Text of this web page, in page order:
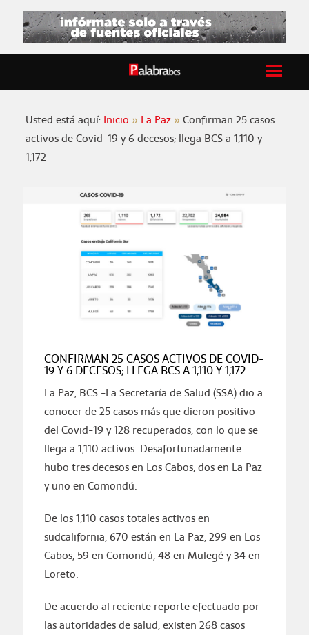
Usted está aquí: Inicio La Paz
Confirman 25 casos
activos de Covid-19 y 6 decesos; llega BCS a 1,110 y
1,172
CONFIRMAN 25 CASOS ACTIVOS DE COVID-
19 Y 6 DECESOS; LLEGA BCS A 1,110 Y 1,172
La Paz, BCS.-La Secretaría de Salud (SSA) dio a
conocer de 25 casos más que dieron positivo
del Covid-19 y 128 recuperados, con lo que se
llega a 1,110 activos. Desafortunadamente
hubo tres decesos en Los Cabos, dos en La Paz
y uno en Comondú.
De los 1,110 casos totales activos en
sudcalifornia, 670 están en La Paz, 299 en Los
Cabos, 59 en Comondú, 48 en Mulegé y 34 en
Loreto.
De acuerdo al reciente reporte efectuado por
las autoridades de salud, existen 268 casos